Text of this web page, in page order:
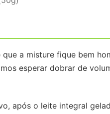
a misture fique bem
esperar dobrar de
após o leite integral